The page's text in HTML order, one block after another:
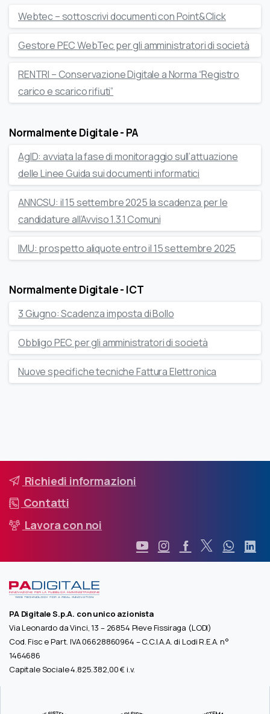
Webtec – sottoscrivi documenti con Point&Click
Gestore PEC WebTec per gli amministratori di società
RENTRI – Conservazione Digitale a Norma “Registro
carico e scarico rifiuti”
Normalmente Digitale - PA
AgID: avviata la fase di monitoraggio sull’attuazione
delle Linee Guida sui documenti informatici
ANNCSU: il 15 settembre 2025 la scadenza per le
candidature all’Avviso 1.3.1 Comuni
IMU: prospetto aliquote entro il 15 settembre 2025
Normalmente Digitale - ICT
3 Giugno: Scadenza imposta di Bollo
Obbligo PEC per gli amministratori di società
Nuove specifiche tecniche Fattura Elettronica
Richiedi informazioni
Contatti
Lavora con noi
PA Digitale S.p.A. con unico azionista
Via Leonardo da Vinci, 13 – 26854 Pieve Fissiraga (LODI)
Cod. Fisc e Part. IVA 06628860964 – C.C.I.A.A. di Lodi R.E.A. n°
1464686
Capitale Sociale 4.825.382,00 € i.v.